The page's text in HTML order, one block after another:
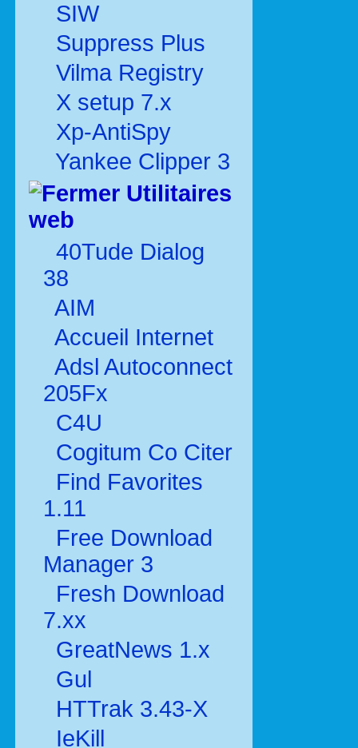
SIW
Suppress Plus
Vilma Registry
X setup 7.x
Xp-AntiSpy
Yankee Clipper 3
Utilitaires
web
40Tude Dialog
38
AIM
Accueil Internet
Adsl Autoconnect
205Fx
C4U
Cogitum Co Citer
Find Favorites
1.11
Free Download
Manager 3
Fresh Download
7.xx
GreatNews 1.x
Gul
HTTrak 3.43-X
IeKill